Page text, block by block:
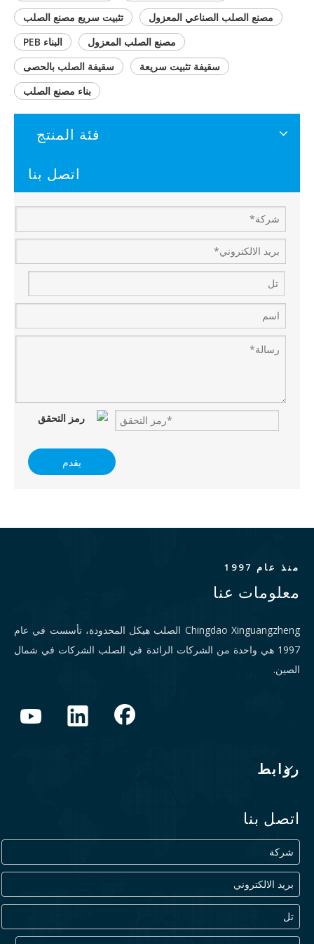
تثبيت سريع مصنع الصلب
مصنع الصلب الصناعي المعزول
البناء PEB
مصنع الصلب المعزول
سقيفة الصلب بالحصى
سقيفة تثبيت سريعة
بناء مصنع الصلب
فئة المنتج
اتصل بنا
يقدم
منذ عام 1997
معلومات عنا
Chingdao Xinguangzheng الصلب هيكل المحدودة، تأسست في عام
1997 هي واحدة من الشركات الرائدة في الصلب الشركات في شمال
الصين.
روابط
اتصل بنا